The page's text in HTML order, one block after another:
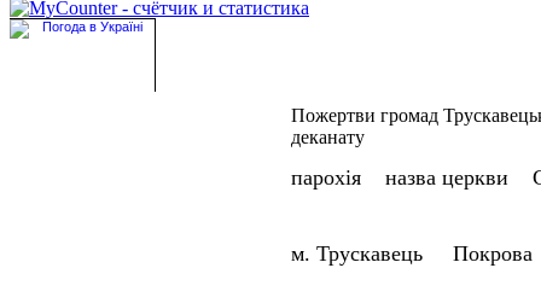
Пожертви громад
деканату
парохія назва церкви
м. Трускавець Покрова